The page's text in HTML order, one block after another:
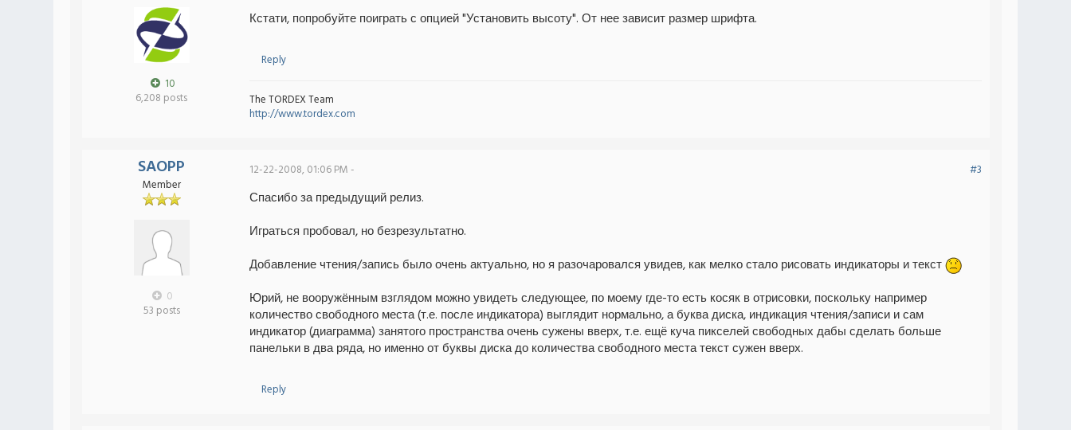
10
6,208 posts
Кстати, попробуйте поиграть с опцией "Установить высоту". От нее зависит размер шрифта.
Reply
The TORDEX Team
http://www.tordex.com
SAOPP
Member
0
53 posts
12-22-2008, 01:06 PM - #3
Спасибо за предыдущий релиз.
Играться пробовал, но безрезультатно.
Добавление чтения/запись было очень актуально, но я разочаровался увидев, как мелко стало рисовать индикаторы и текст
Юрий, не вооружённым взглядом можно увидеть следующее, по моему где-то есть косяк в отрисовки, поскольку например
количество свободного места (т.е. после индикатора) выглядит нормально, а буква диска, индикация чтения/записи и сам
индикатор (диаграмма) занятого пространства очень сужены вверх, т.е. ещё куча пикселей свободных дабы сделать больше
панельки в два ряда, но именно от буквы диска до количества свободного места текст сужен вверх.
Reply